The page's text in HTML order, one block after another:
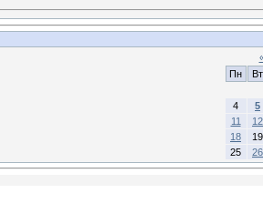
Пн
Вт
4
5
11
12
18
19
25
26